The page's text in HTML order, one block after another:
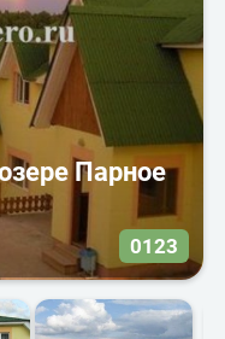
Парное
0123